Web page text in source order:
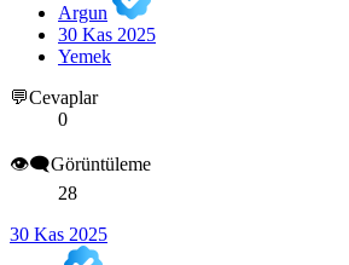
Argun
30 Kas 2025
Yemek
💬Cevaplar
0
👁️‍🗨️Görüntüleme
28
30 Kas 2025